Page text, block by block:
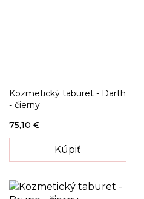
Kozmetický taburet - Darth
- čierny
75,10 €
Kúpiť